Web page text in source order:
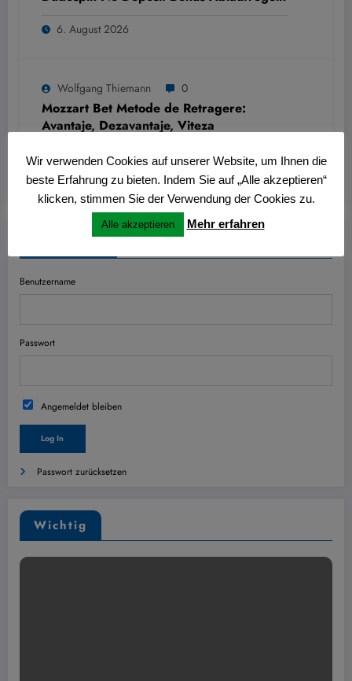
6. August 2026
Wolfgang Thiemann 0
Mozzart Bet Metode de Retragere:
Avantaje, Dezavantaje, Viteza
6. August 2026
Benutzername
Passwort
Angemeldet bleiben
Passwort zurücksetzen
Wichtig
Wir verwenden Cookies auf unserer Website, um Ihnen die
beste Erfahrung zu bieten. Indem Sie auf „Alle akzeptieren“
klicken, stimmen Sie der Verwendung der Cookies zu.
Alle akzeptieren Mehr erfahren